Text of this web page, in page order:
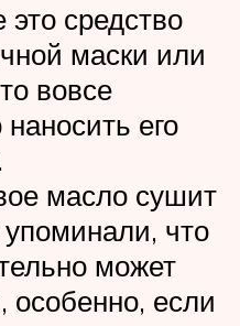
это средство
маски или
вовсе
его
масло сушит
что
может
особенно, если